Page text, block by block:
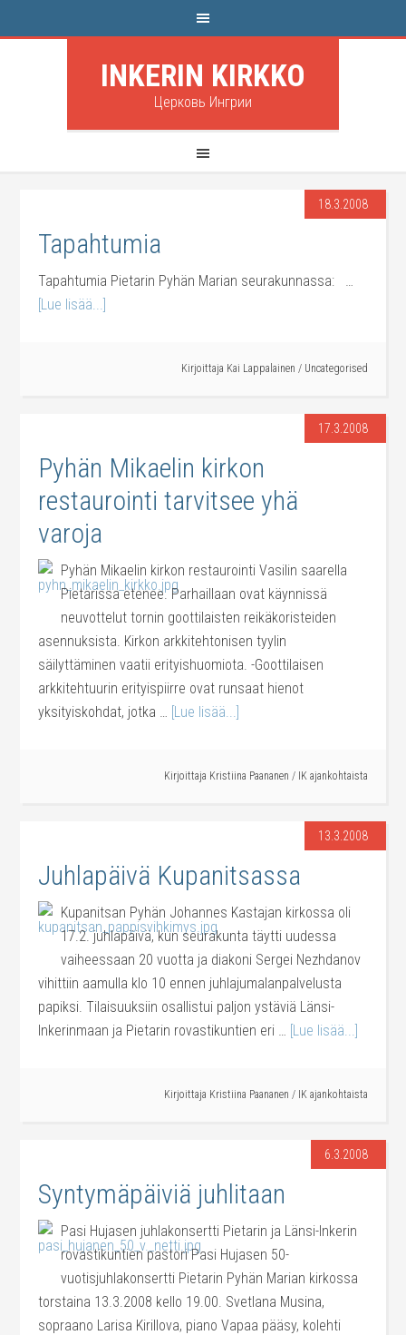
INKERIN KIRKKO
Церковь Ингрии
18.3.2008
Tapahtumia
Tapahtumia Pietarin Pyhän Marian seurakunnassa: …
[Lue lisää...]
Kirjoittaja Kai Lappalainen / Uncategorised
17.3.2008
Pyhän Mikaelin kirkon
restaurointi tarvitsee yhä
varoja
Pyhän Mikaelin kirkon restaurointi Vasilin saarella
Pietarissa etenee. Parhaillaan ovat käynnissä
neuvottelut tornin goottilaisten reikäkoristeiden
asennuksista. Kirkon arkkitehtonisen tyylin
säilyttäminen vaatii erityishuomiota. -Goottilaisen
arkkitehtuurin erityispiirre ovat runsaat hienot
yksityiskohdat, jotka … [Lue lisää...]
Kirjoittaja Kristiina Paananen / IK ajankohtaista
13.3.2008
Juhlapäivä Kupanitsassa
Kupanitsan Pyhän Johannes Kastajan kirkossa oli
17.2. juhlapäivä, kun seurakunta täytti uudessa
vaiheessaan 20 vuotta ja diakoni Sergei Nezhdanov
vihittiin aamulla klo 10 ennen juhlajumalanpalvelusta
papiksi. Tilaisuuksiin osallistui paljon ystäviä Länsi-
Inkerinmaan ja Pietarin rovastikuntien eri … [Lue lisää...]
Kirjoittaja Kristiina Paananen / IK ajankohtaista
6.3.2008
Syntymäpäiviä juhlitaan
Pasi Hujasen juhlakonsertti Pietarin ja Länsi-Inkerin
rovastikuntien pastori Pasi Hujasen 50-
vuotisjuhlakonsertti Pietarin Pyhän Marian kirkossa
torstaina 13.3.2008 kello 19.00. Svetlana Musina,
sopraano Larisa Kirillova, piano Vapaa pääsy, kolehti